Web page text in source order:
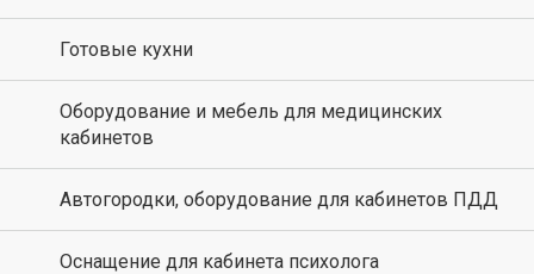
Готовые кухни
Оборудование и мебель для медицинских
кабинетов
Автогородки, оборудование для кабинетов ПДД
Оснащение для кабинета психолога